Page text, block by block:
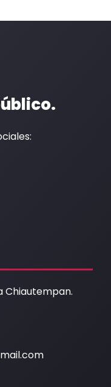
Chiautempan.